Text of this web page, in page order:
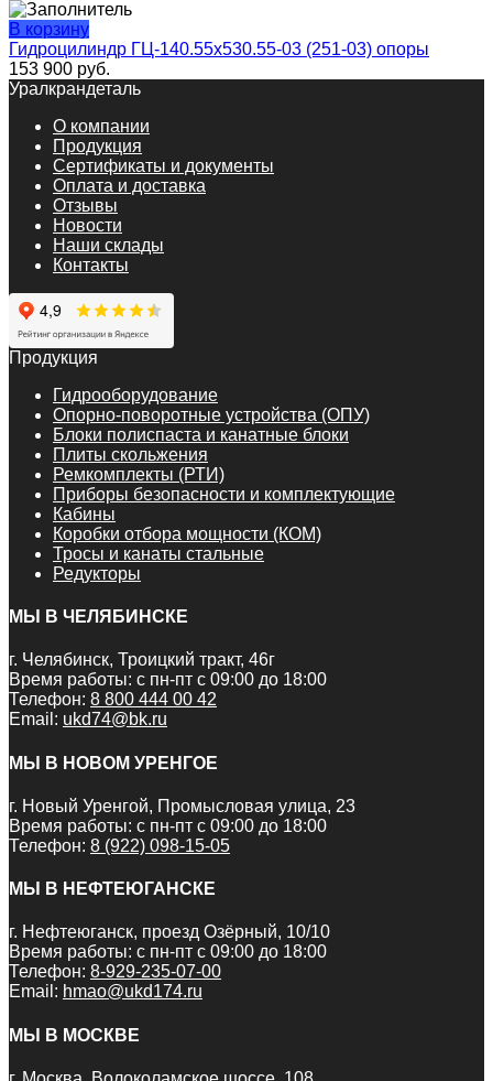
В корзину
Гидроцилиндр ГЦ-140.55х530.55-03 (251-03) опоры
153 900 руб.
Уралкрандеталь
О компании
Продукция
Сертификаты и документы
Оплата и доставка
Отзывы
Новости
Наши склады
Контакты
Продукция
Гидрооборудование
Опорно-поворотные устройства (ОПУ)
Блоки полиспаста и канатные блоки
Плиты скольжения
Ремкомплекты (РТИ)
Приборы безопасности и комплектующие
Кабины
Коробки отбора мощности (КОМ)
Тросы и канаты стальные
Редукторы
МЫ В ЧЕЛЯБИНСКЕ
г. Челябинск, Троицкий тракт, 46г
Время работы: с пн-пт с 09:00 до 18:00
Телефон: 8 800 444 00 42
Email: ukd74@bk.ru
МЫ В НОВОМ УРЕНГОЕ
г. Новый Уренгой, Промысловая улица, 23
Время работы: с пн-пт с 09:00 до 18:00
Телефон: 8 (922) 098-15-05
МЫ В НЕФТЕЮГАНСКЕ
г. Нефтеюганск, проезд Озёрный, 10/10
Время работы: с пн-пт с 09:00 до 18:00
Телефон: 8-929-235-07-00
Email: hmao@ukd174.ru
МЫ В МОСКВЕ